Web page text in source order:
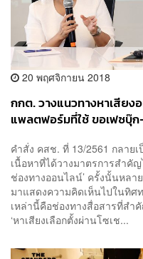
20 พฤศจิกายน 2018
กกต. วางแนวทางหาเสีย
แพลตฟอร์มที่ใช้ ขอเฟซบุ๊ก
คำสั่ง คสช. ที่ 13/2561 กลาย
เนื้อหาที่ได้วางมาตรการสำคัญ
ช่องทางออนไลน์’ ครั้งนั้นหลา
มาแสดงความคิดเห็นไปในทิศ
เหล่านี้คือช่องทางสื่อสารที่ส
‘หาเสียงเลือกตั้งผ่านโซเช...